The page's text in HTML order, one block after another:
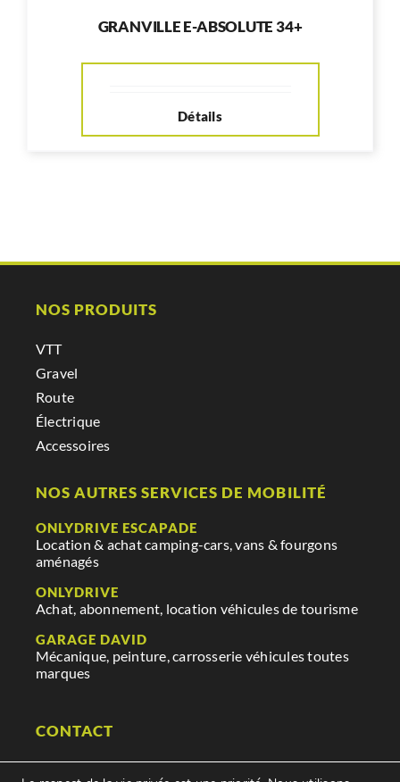
GRANVILLE E-ABSOLUTE 34+
Détails
NOS PRODUITS
VTT
Gravel
Route
Électrique
Accessoires
NOS AUTRES SERVICES DE MOBILITÉ
ONLYDRIVE ESCAPADE
Location & achat camping-cars, vans & fourgons
aménagés
ONLYDRIVE
Achat, abonnement, location véhicules de tourisme
GARAGE DAVID
Mécanique, peinture, carrosserie véhicules toutes
marques
CONTACT
29 rue des mauges